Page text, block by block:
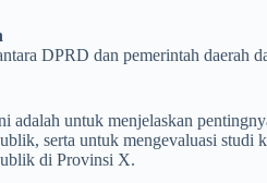
DPRD dan pemerintah daerah
adalah untuk menjelaskan
serta untuk mengevaluasi studi
di Provinsi X.